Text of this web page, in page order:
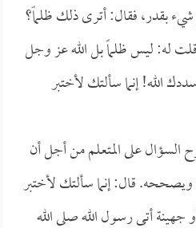
بقدر، فقال: أترى ذلك ظلماً؟
له: ليس ظلماً بل الله عز وجل
الله! إنما سألتك لأختبر
السؤال على المتعلم من أجل أن
ويصححه. قال: إنما سألتك لأختبر
أتى رسول الله صلى الله